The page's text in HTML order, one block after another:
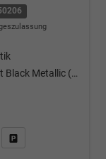
Midnight Black Metallic (0E)
Angebot anfordern
Datei, Fahrzeugexposé